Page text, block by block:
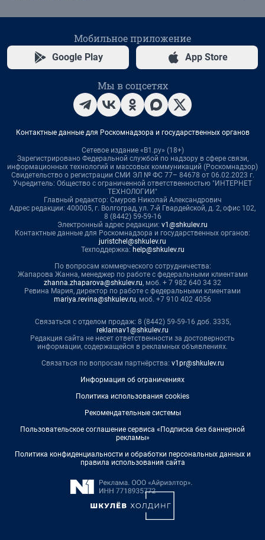
Мобильное приложение
Google Play App Store
Мы в соцсетях
Контактные данные для Роскомнадзора и государственных органов
Сетевое издание «В1.ру» (18+)
Зарегистрировано Федеральной службой по надзору в сфере связи,
информационных технологий и массовых коммуникаций (Роскомнадзор)
Свидетельство о регистрации СМИ ЭЛ № ФС 77– 84678 от 06.02.2023 г.
Учредитель: Общество с ограниченной ответственностью "ИНТЕРНЕТ
ТЕХНОЛОГИИ"
Главный редактор: Смуров Николай Александрович
Адрес редакции: 400005, г. Волгоград, ул. 7-й Гвардейской, д. 2, офис 102,
8 (8442) 59-59-16
Электронный адрес редакции: v1@shkulev.ru
Контактные данные для Роскомнадзора и государственных органов:
juristchel@shkulev.ru
Техподдержка: help@shkulev.ru
По вопросам коммерческого сотрудничества:
Жапарова Жанна, менеджер по работе с федеральными клиентами
zhanna.zhaparova@shkulev.ru, моб. + 7 982 640 34 32
Ревина Мария, директор по работе с федеральными клиентами
mariya.revina@shkulev.ru, моб. +7 910 402 4056
Связаться с отделом продаж: 8 (8442) 59-59-16 доб. 3335,
reklamav1@shkulev.ru
Редакция сайта не несет ответственности за достоверность
информации, содержащейся в рекламных объявлениях.
Связаться по вопросам партнёрства: v1pr@shkulev.ru
Информация об ограничениях
Политика использования cookies
Рекомендательные системы
Пользовательское соглашение сервиса «Подписка без баннерной
рекламы»
Политика конфиденциальности и обработки персональных данных и
правила использования сайта